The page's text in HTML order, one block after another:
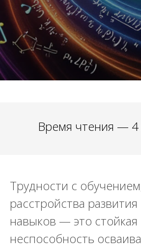
Время чтения —
Трудности с
расстройства
навыков — это стойкая
неспособность